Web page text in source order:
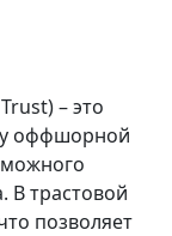
– это
оффшорной
В трастовой
позволяет